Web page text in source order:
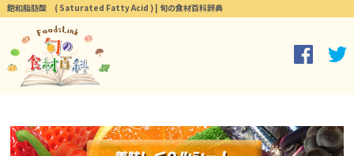
飽和脂肪酸 ( Saturated Fatty Acid ) | 旬の食材百科辞典